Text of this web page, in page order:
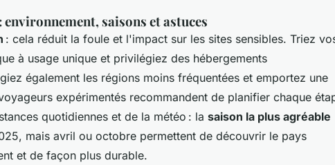
environnement, saisons et astuces
: cela réduit la foule et l'impact sur les sites sensibles. Triez
à usage unique et privilégiez des hébergements
également les régions moins fréquentées et emportez une
expérimentés recommandent de planifier chaque
quotidiennes et de la météo : la saison la plus agréable
mais avril ou octobre permettent de découvrir le pays
et de façon plus durable.